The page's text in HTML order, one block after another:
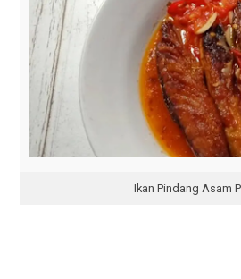
Ikan Pindang Asam